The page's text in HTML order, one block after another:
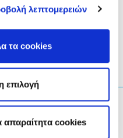
λεπτομερειών
τα cookies
επιλογή
απαραίτητα cookies
Facebook